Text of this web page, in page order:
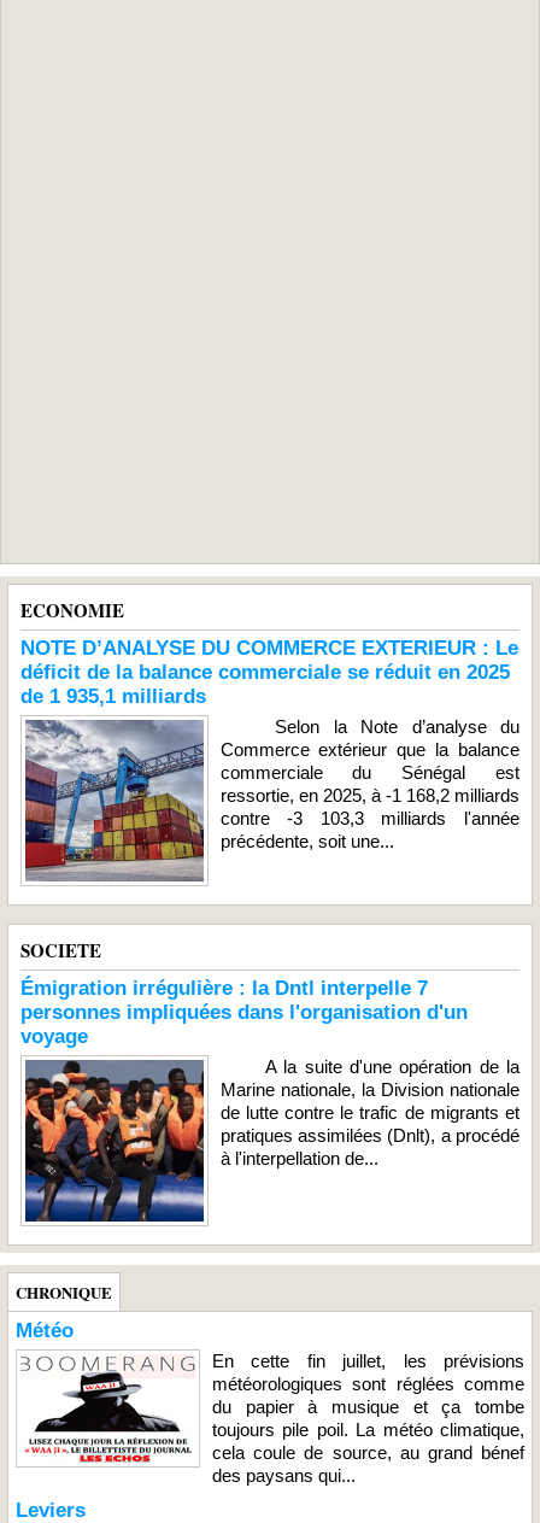
ECONOMIE
NOTE D’ANALYSE DU COMMERCE EXTERIEUR : Le
déficit de la balance commerciale se réduit en 2025
de 1 935,1 milliards
Selon la Note d’analyse du
Commerce extérieur que la balance
commerciale du Sénégal est
ressortie, en 2025, à -1 168,2 milliards
contre -3 103,3 milliards l'année
précédente, soit une...
SOCIETE
Émigration irrégulière : la Dntl interpelle 7
personnes impliquées dans l'organisation d'un
voyage
A la suite d'une opération de la
Marine nationale, la Division nationale
de lutte contre le trafic de migrants et
pratiques assimilées (Dnlt), a procédé
à l'interpellation de...
CHRONIQUE
Météo
En cette fin juillet, les prévisions
météorologiques sont réglées comme
du papier à musique et ça tombe
toujours pile poil. La météo climatique,
cela coule de source, au grand bénef
des paysans qui...
Leviers